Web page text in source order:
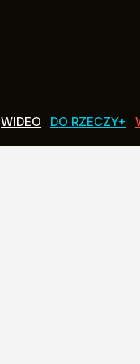
WIDEO DO RZECZY+